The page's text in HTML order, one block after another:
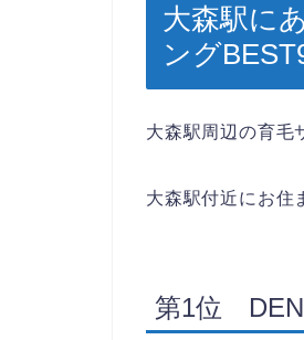
大森駅に
ング
大森駅周辺の育毛
大森駅付近にお住
第1位